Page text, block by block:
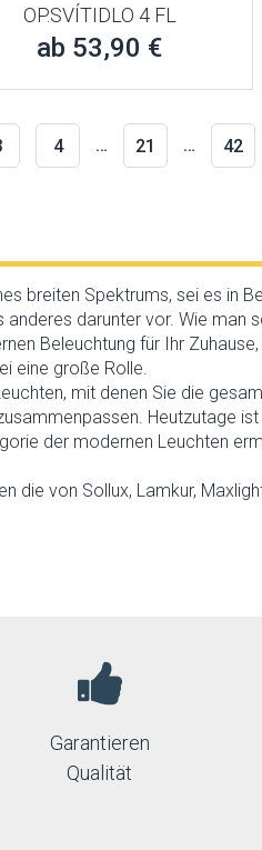
OP.SVÍTIDLO 4 FL
ab 53,90 €
4 … 21 … 42
breiten Spektrums, sei es in
darunter vor. Wie man
Beleuchtung für Ihr
eine große Rolle.
mit denen Sie die
Heutzutage
der modernen Leuchten
die von Sollux, Lamkur,
Garantieren
Qualität